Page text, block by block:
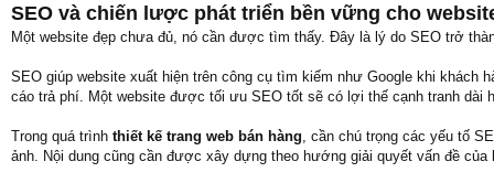
SEO và chiến lược phát triển bền vững cho
Một website đẹp chưa đủ, nó cần được tìm thấy. Đây là lý do SEO trở
SEO giúp website xuất hiện trên công cụ tìm kiếm như Google khi khách
cáo trả phí. Một website được tối ưu SEO tốt sẽ có lợi thế cạnh tranh dài
Trong quá trình thiết kế trang web bán hàng, cần chú trọng các yếu tố
ảnh. Nội dung cũng cần được xây dựng theo hướng giải quyết vấn đề